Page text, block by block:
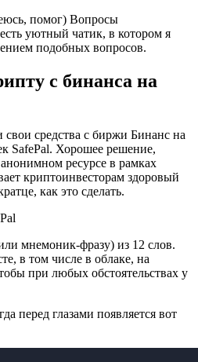
помог) Вопросы
уютный чатик, в котором я
подобных вопросов.
с бинанса на
средства с биржи Бинанс на
SafePal. Хорошее решение,
ресурсе в рамках
криптоинвесторам здоровый
как это сделать.
мнемоник-фразу) из 12 слов.
в том числе в облаке, на
при любых обстоятельствах у
перед глазами появляется вот